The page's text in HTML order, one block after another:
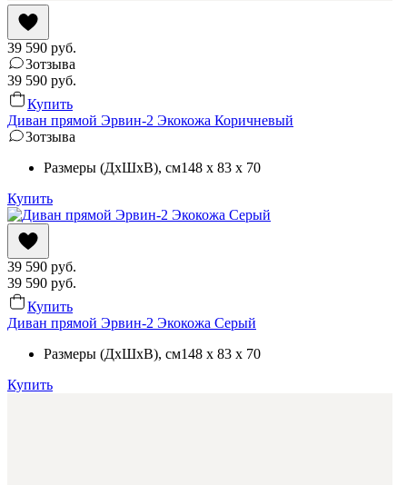
39 590 руб.
3отзыва
39 590 руб.
Купить
Диван прямой Эрвин-2 Экокожа Коричневый
3отзыва
Размеры (ДхШхВ), см148 x 83 x 70
Купить
39 590 руб.
39 590 руб.
Купить
Диван прямой Эрвин-2 Экокожа Серый
Размеры (ДхШхВ), см148 x 83 x 70
Купить